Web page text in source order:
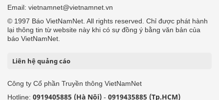
Email: vietnamnet@vietnamnet.vn
© 1997 Báo VietNamNet. All rights reserved. Chỉ được phát hành
lại thông tin từ website này khi có sự đồng ý bằng văn bản của
báo VietNamNet.
Liên hệ quảng cáo
Công ty Cổ phần Truyền thông VietNamNet
Hotline: 0919405885 (Hà Nội) - 0919435885 (Tp.HCM)